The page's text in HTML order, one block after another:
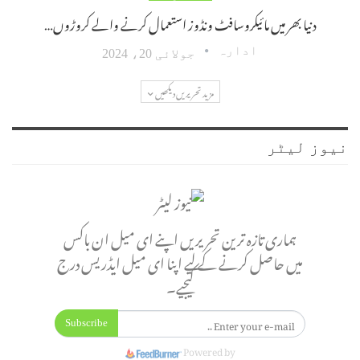
دنیا بھر میں مائیکروسافٹ ونڈوز استعمال کرنے والے کروڑوں…
ادارہ جولائی 20، 2024
مزید تحریریں دیکھیں
نیوز لیٹر
ہماری تازہ ترین تحریریں اپنے ای میل ان باکس
میں حاصل کرنے کے لیے اپنا ای میل ایڈریس درج
کیجیے۔
Subscribe
Powered by